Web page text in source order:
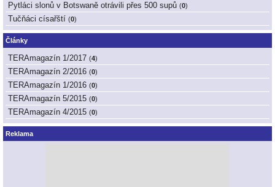
Pytláci slonů v Botswaně otrávili přes 500 supů (0)
Tučňáci císařští (0)
Články
TERAmagazín 1/2017 (4)
TERAmagazín 2/2016 (0)
TERAmagazín 1/2016 (0)
TERAmagazín 5/2015 (0)
TERAmagazín 4/2015 (0)
Reklama